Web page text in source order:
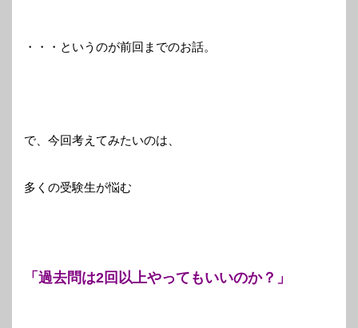
・・・というのが前回までのお話。
で、今回考えてみたいのは、
多くの受験生が悩む
「過去問は2回以上やってもいいのか？」